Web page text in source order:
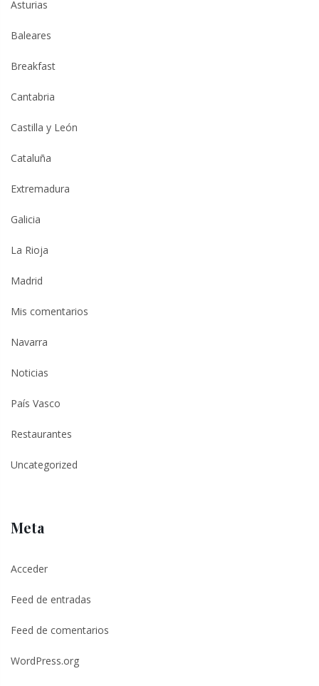
Asturias
Baleares
Breakfast
Cantabria
Castilla y León
Cataluña
Extremadura
Galicia
La Rioja
Madrid
Mis comentarios
Navarra
Noticias
País Vasco
Restaurantes
Uncategorized
Meta
Acceder
Feed de entradas
Feed de comentarios
WordPress.org